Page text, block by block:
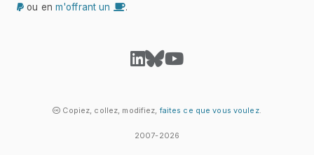
ou en m'offrant un .
Copiez, collez, modifiez,faites ce que vous voulez.
2007-2026